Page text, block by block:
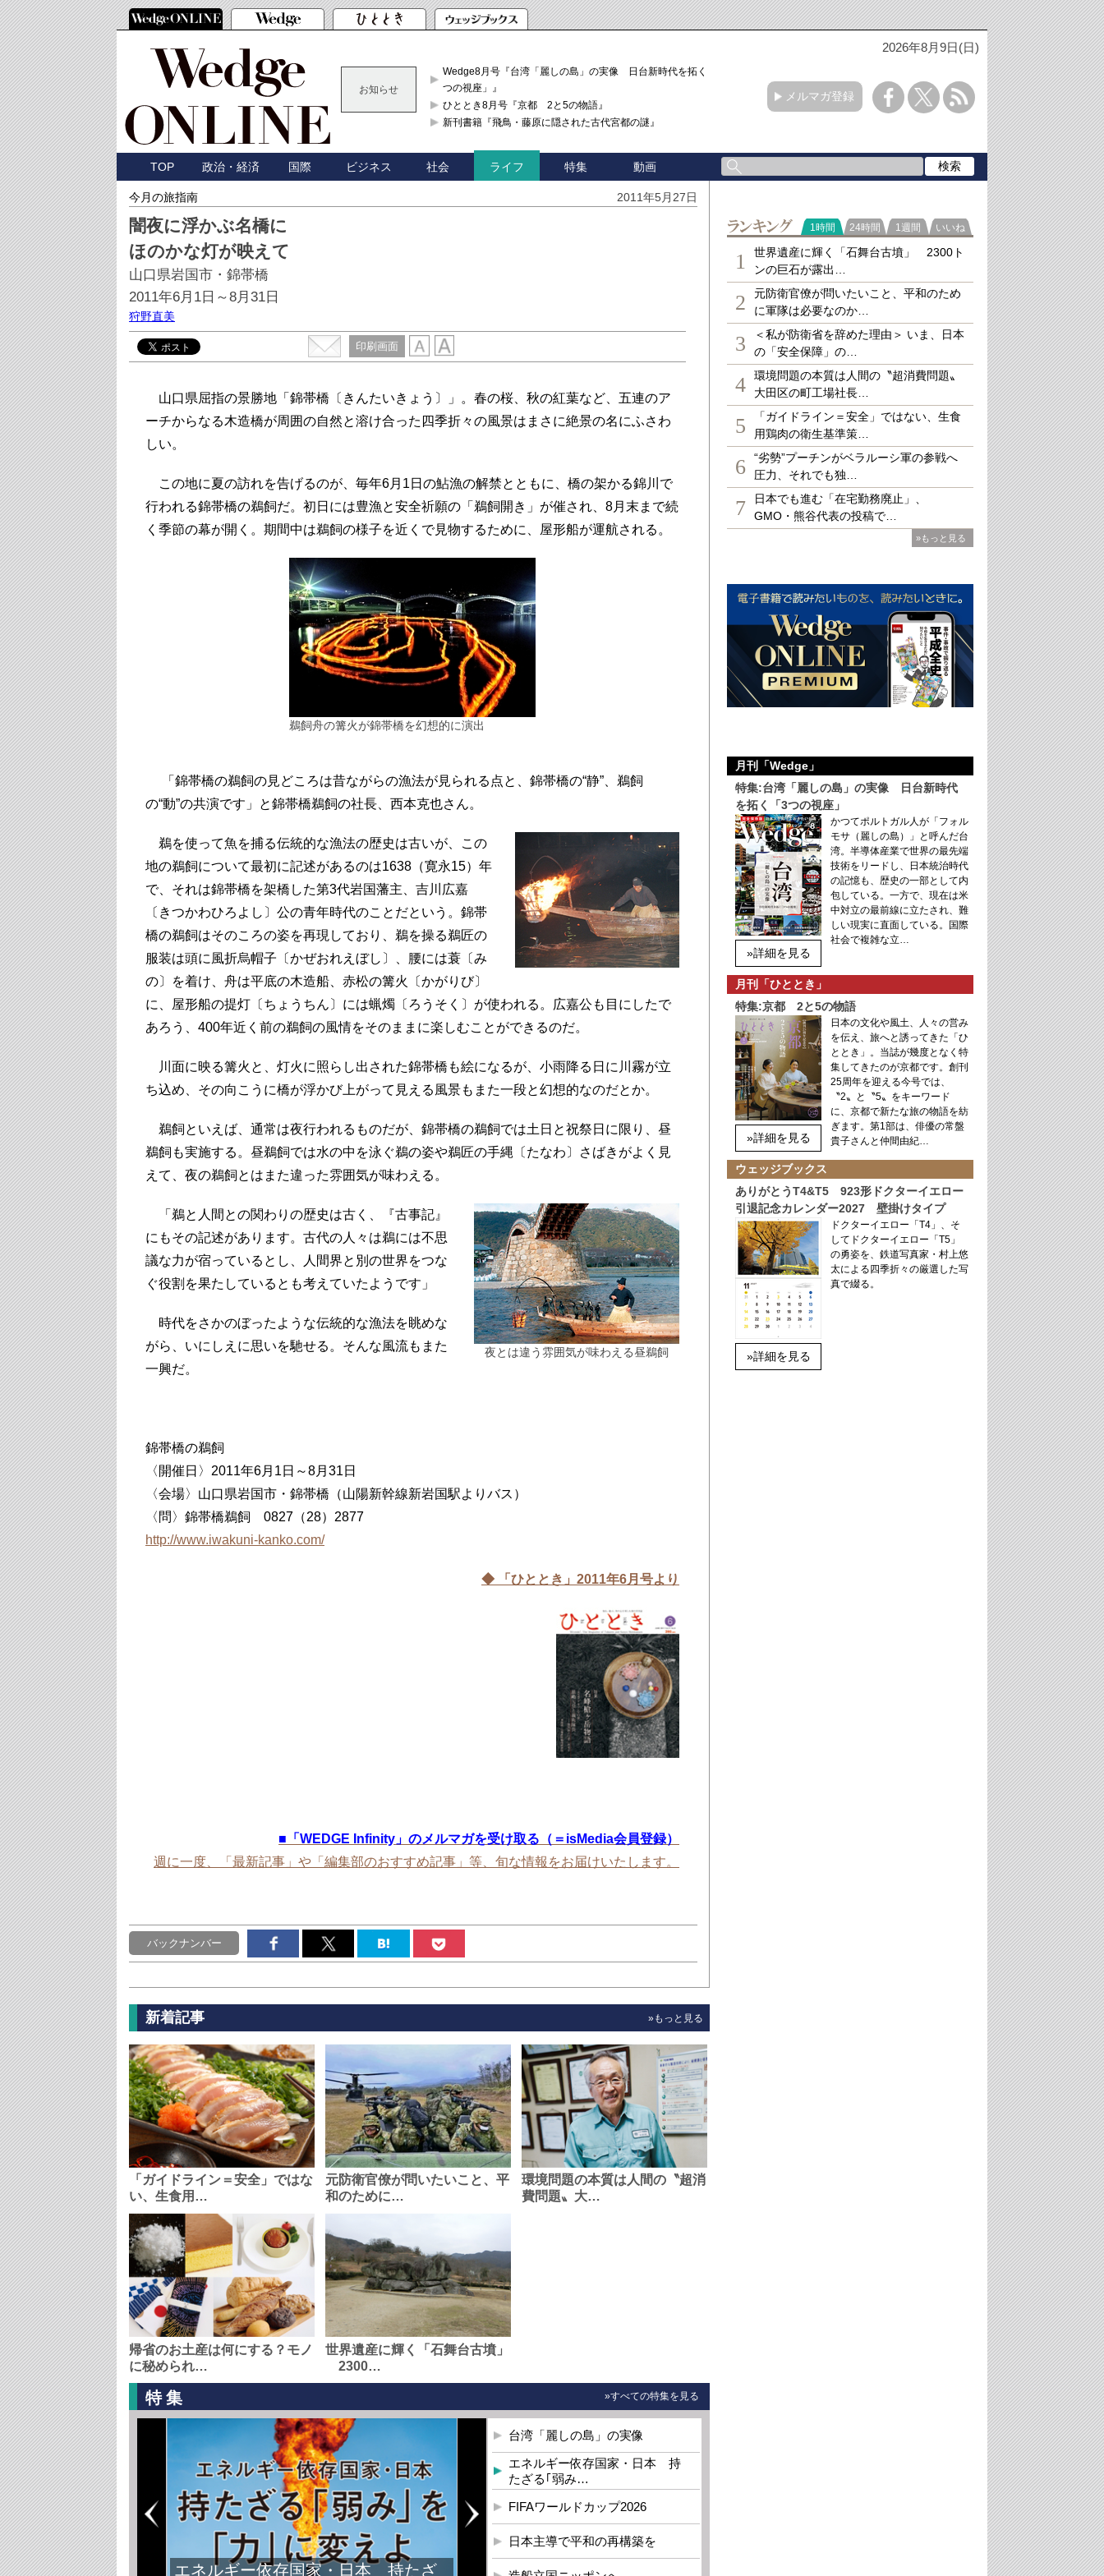
2026年8月9日(日)
お知らせ
Wedge8月号『台湾「麗しの島」の実像 日台新時代を拓く「3
つの視座」』
ひととき8月号『京都 2と5の物語』
新刊書籍『飛鳥・藤原に隠された古代宮都の謎』
メルマガ登録
TOP 政治・経済 国際 ビジネス 社会 ライフ 特集 動画
今月の旅指南 2011年5月27日
闇夜に浮かぶ名橋に
ほのかな灯が映えて
山口県岩国市・錦帯橋
2011年6月1日～8月31日
狩野直美
印刷画面
山口県屈指の景勝地「錦帯橋〔きんたいきょう〕」。春の桜、秋の紅葉など、五連のア
ーチからなる木造橋が周囲の自然と溶け合った四季折々の風景はまさに絶景の名にふさわ
しい。
この地に夏の訪れを告げるのが、毎年6月1日の鮎漁の解禁とともに、橋の架かる錦川で
行われる錦帯橋の鵜飼だ。初日には豊漁と安全祈願の「鵜飼開き」が催され、8月末まで続
く季節の幕が開く。期間中は鵜飼の様子を近くで見物するために、屋形船が運航される。
鵜飼舟の篝火が錦帯橋を幻想的に演出
「錦帯橋の鵜飼の見どころは昔ながらの漁法が見られる点と、錦帯橋の“静”、鵜飼
の“動”の共演です」と錦帯橋鵜飼の社長、西本克也さん。
鵜を使って魚を捕る伝統的な漁法の歴史は古いが、この
地の鵜飼について最初に記述があるのは1638（寛永15）年
で、それは錦帯橋を架橋した第3代岩国藩主、吉川広嘉
〔きつかわひろよし〕公の青年時代のことだという。錦帯
橋の鵜飼はそのころの姿を再現しており、鵜を操る鵜匠の
服装は頭に風折烏帽子〔かぜおれえぼし〕、腰には蓑〔み
の〕を着け、舟は平底の木造船、赤松の篝火〔かがりび〕
に、屋形船の提灯〔ちょうちん〕には蝋燭〔ろうそく〕が使われる。広嘉公も目にしたで
あろう、400年近く前の鵜飼の風情をそのままに楽しむことができるのだ。
川面に映る篝火と、灯火に照らし出された錦帯橋も絵になるが、小雨降る日に川霧が立
ち込め、その向こうに橋が浮かび上がって見える風景もまた一段と幻想的なのだとか。
鵜飼といえば、通常は夜行われるものだが、錦帯橋の鵜飼では土日と祝祭日に限り、昼
鵜飼も実施する。昼鵜飼では水の中を泳ぐ鵜の姿や鵜匠の手縄〔たなわ〕さばきがよく見
えて、夜の鵜飼とはまた違った雰囲気が味わえる。
夜とは違う雰囲気が味わえる昼鵜飼
「鵜と人間との関わりの歴史は古く、『古事記』
にもその記述があります。古代の人々は鵜には不思
議な力が宿っているとし、人間界と別の世界をつな
ぐ役割を果たしているとも考えていたようです」
時代をさかのぼったような伝統的な漁法を眺めな
がら、いにしえに思いを馳せる。そんな風流もまた
一興だ。
錦帯橋の鵜飼
〈開催日〉2011年6月1日～8月31日
〈会場〉山口県岩国市・錦帯橋（山陽新幹線新岩国駅よりバス）
〈問〉錦帯橋鵜飼 0827（28）2877
http://www.iwakuni-kanko.com/
◆ 「ひととき」2011年6月号より
■ 「WEDGE Infinity」のメルマガを受け取る（＝isMedia会員登録）
週に一度、「最新記事」や「編集部のおすすめ記事」等、旬な情報をお届けいたします。
バックナンバー
新着記事 »もっと見る
「ガイドライン＝安全」ではな
い、生食用…
元防衛官僚が問いたいこと、平
和のために…
環境問題の本質は人間の〝超消
費問題〟大…
帰省のお土産は何にする？モノ
に秘められ…
世界遺産に輝く「石舞台古墳」
2300…
特集 »すべての特集を見る
エネルギー依存国家・日本 持たざ
台湾「麗しの島」の実像
エネルギー依存国家・日本 持
たざる｢弱み…
FIFAワールドカップ2026
日本主導で平和の再構築を
ランキング
1時間 24時間 1週間 いいね
1
世界遺産に輝く「石舞台古墳」 2300ト
ンの巨石が露出…
2
元防衛官僚が問いたいこと、平和のため
に軍隊は必要なのか…
3
＜私が防衛省を辞めた理由＞ いま、日本
の「安全保障」の…
4
環境問題の本質は人間の〝超消費問題〟
大田区の町工場社長…
5
「ガイドライン＝安全」ではない、生食
用鶏肉の衛生基準策…
6
“劣勢”プーチンがベラルーシ軍の参戦へ
圧力、それでも独…
7
日本でも進む「在宅勤務廃止」、
GMO・熊谷代表の投稿で…
»もっと見る
月刊「Wedge」
特集:台湾「麗しの島」の実像 日台新時代
を拓く「3つの視座」
»詳細を見る
かつてポルトガル人が「フォル
モサ（麗しの島）」と呼んだ台
湾。半導体産業で世界の最先端
技術をリードし、日本統治時代
の記憶も、歴史の一部として内
包している。一方で、現在は米
中対立の最前線に立たされ、難
しい現実に直面している。国際
社会で複雑な立…
月刊「ひととき」
特集:京都 2と5の物語
»詳細を見る
日本の文化や風土、人々の営み
を伝え、旅へと誘ってきた「ひ
ととき」。当誌が幾度となく特
集してきたのが京都です。創刊
25周年を迎える今号では、
〝2〟と〝5〟をキーワード
に、京都で新たな旅の物語を紡
ぎます。第1部は、俳優の常盤
貴子さんと仲間由紀…
ウェッジブックス
ありがとうT4&T5 923形ドクターイエロー
引退記念カレンダー2027 壁掛けタイプ
»詳細を見る
ドクターイエロー「T4」、そ
してドクターイエロー「T5」
の勇姿を、鉄道写真家・村上悠
太による四季折々の厳選した写
真で綴る。